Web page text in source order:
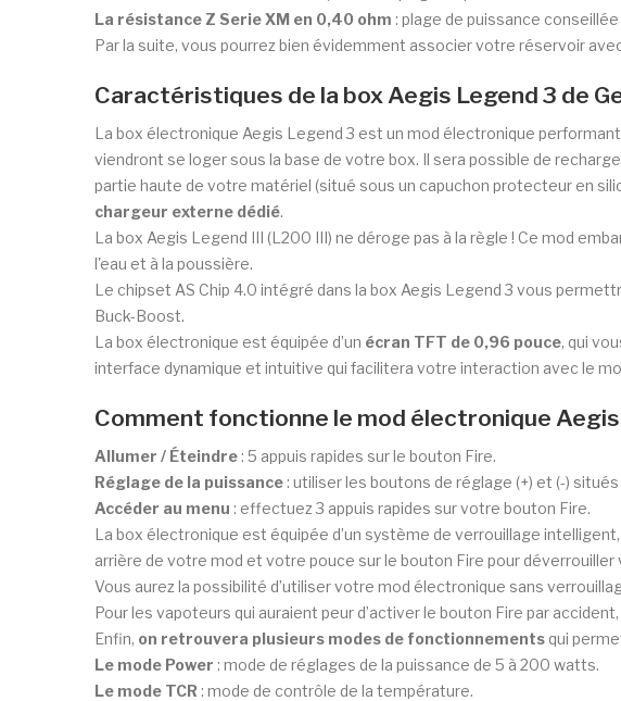
La résistance Z Serie XM en 0,40 ohm : plage de puissance
Par la suite, vous pourrez bien évidemment associer votre réservoir
Caractéristiques de la box Aegis Legend 3 de
La box électronique Aegis Legend 3 est un mod électronique
viendront se loger sous la base de votre box. Il sera possible de
partie haute de votre matériel (situé sous un capuchon protecteur en
chargeur externe dédié.
La box Aegis Legend III (L200 III) ne déroge pas à la règle ! Ce mod
l'eau et à la poussière.
Le chipset AS Chip 4.0 intégré dans la box Aegis Legend 3 vous
Buck-Boost.
La box électronique est équipée d’un écran TFT de 0,96 pouce, qui
interface dynamique et intuitive qui facilitera votre interaction avec le
Comment fonctionne le mod électronique Aegis
Allumer / Éteindre: 5 appuis rapides sur le bouton Fire.
Réglage de la puissance: utiliser les boutons de réglage (+) et (-)
Accéder au menu : effectuez 3 appuis rapides sur votre bouton Fire.
La box électronique est équipée d’un système de verrouillage
arrière de votre mod et votre pouce sur le bouton Fire pour
Vous aurez la possibilité d’utiliser votre mod électronique sans
Pour les vapoteurs qui auraient peur d’activer le bouton Fire par
Enfin, on retrouvera plusieurs modes de fonctionnements qui
Le mode Power : mode de réglages de la puissance de 5 à 200 watts.
Le mode TCR : mode de contrôle de la température.